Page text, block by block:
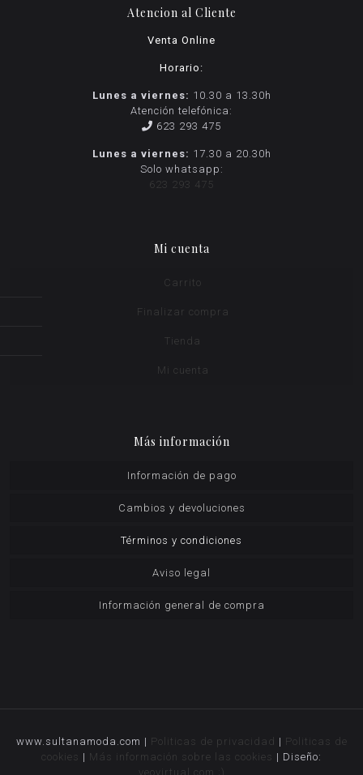
Atencion al Cliente
Venta Online
Horario:
Lunes a viernes: 10.30 a 13.30h
Atención telefónica:
623 293 475
Lunes a viernes: 17.30 a 20.30h
Solo whatsapp:
623 293 475
Mi cuenta
Carrito
Finalizar compra
Tienda
Mi cuenta
Más información
Información de pago
Cambios y devoluciones
Términos y condiciones
Aviso legal
Información general de compra
www.sultanamoda.com | Politicas de privacidad | Politicas de
cookies | Más información sobre las cookies | Diseño:
veovirtual.com
;)